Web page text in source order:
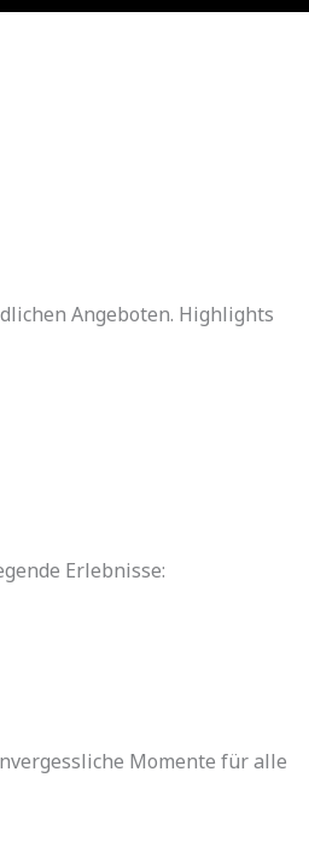
Angeboten. Highlights
Erlebnisse:
Momente für alle